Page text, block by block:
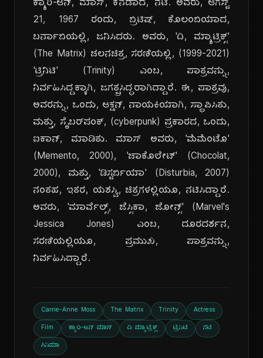
ಕ್ಯಾರಿ-ಆನ್, ಮಾಸ್, ಕೆನಡಾದ, ನಟಿ. ಅವರು, ಆಗಸ್ಟ್
21, 1967 ರಂದು, ಬ್ರಿಟಿಷ್, ಕೊಲಂಬಿಯಾದ,
ಬರ್ನಾಬಿಯಲ್ಲಿ, ಜನಿಸಿದರು. ಅವರು, 'ದಿ, ಮ್ಯಾಟ್ರಿಕ್ಸ್'
(The Matrix) ಚಲನಚಿತ್ರ, ಸರಣಿಯಲ್ಲಿ, (1999-2021)
'ಟ್ರಿನಿಟಿ' (Trinity) ಎಂಬ, ಪಾತ್ರವನ್ನು,
ನಿರ್ವಹಿಸಿದ್ದಕ್ಕಾಗಿ, ಜಗತ್ಪ್ರಸಿದ್ಧರಾಗಿದ್ದಾರೆ. ಈ, ಪಾತ್ರವು,
ಅವರನ್ನು, ಒಂದು, ಆಕ್ಷನ್, ನಾಯಕಿಯಾಗಿ, ಸ್ಥಾಪಿಸಿತು,
ಮತ್ತು, ಸೈಬರ್‌ಪಂಕ್, (cyberpunk) ಪ್ರಕಾರದ, ಒಂದು,
ಐಕಾನ್, ಮಾಡಿತು. ಮಾಸ್ ಅವರು, 'ಮೆಮೆಂಟೊ'
(Memento, 2000), 'ಚಾಕೊಲೇಟ್' (Chocolat,
2000), ಮತ್ತು, 'ಡಿಸ್ಟರ್ಬಿಯಾ' (Disturbia, 2007)
ನಂತಹ, ಇತರ, ಯಶಸ್ವಿ, ಚಿತ್ರಗಳಲ್ಲಿಯೂ, ನಟಿಸಿದ್ದಾರೆ.
ಅವರು, 'ಮಾರ್ವೆಲ್ಸ್, ಜೆಸ್ಸಿಕಾ, ಜೋನ್ಸ್' (Marvel's
Jessica Jones) ಎಂಬ, ದೂರದರ್ಶನ,
ಸರಣಿಯಲ್ಲಿಯೂ, ಪ್ರಮುಖ, ಪಾತ್ರವನ್ನು,
ನಿರ್ವಹಿಸಿದ್ದಾರೆ.
Carrie-Anne Moss The Matrix Trinity Actress
Film ಕ್ಯಾರಿ-ಆನ್ ಮಾಸ್ ದಿ ಮ್ಯಾಟ್ರಿಕ್ಸ್ ಟ್ರಿನಿಟಿ ನಟಿ
ಸಿನಿಮಾ